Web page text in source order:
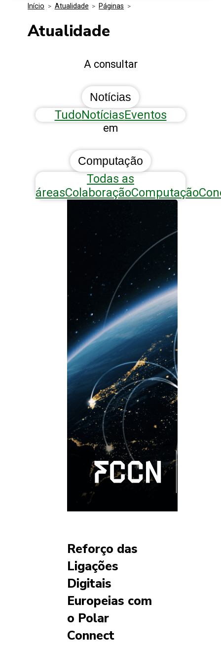
Media Kit
Eventos
Início > Atualidade > Páginas >
Atualidade
A consultar
Notícias
TudoNotíciasEventos
em
Computação
Todas as
áreasColaboraçãoComputação
Reforço das
Ligações
Digitais
Europeias com
o Polar
Connect